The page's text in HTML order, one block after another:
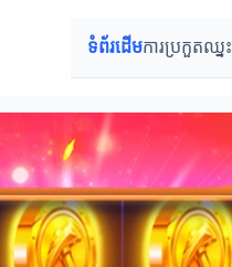
ទំព័រដើមការប្រកួតឈ្នះ